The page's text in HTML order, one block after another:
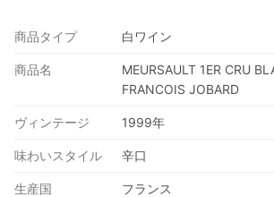
商品タイプ 白ワイン
商品名
MEURSAULT 1ER CRU
FRANCOIS JOBARD
ヴィンテージ 1999年
味わいスタイル 辛口
生産国 フランス